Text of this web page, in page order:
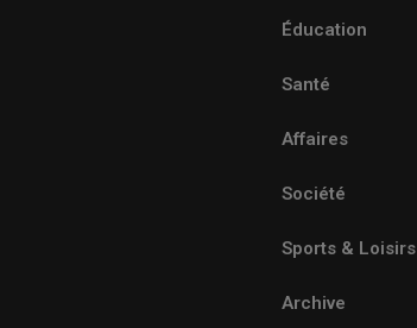
Éducation
Santé
Affaires
Société
Sports & Loisirs
Archive